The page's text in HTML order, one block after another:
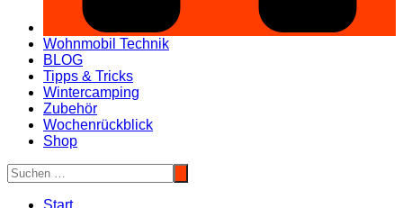
Wohnmobil Technik
BLOG
Tipps & Tricks
Wintercamping
Zubehör
Wochenrückblick
Shop